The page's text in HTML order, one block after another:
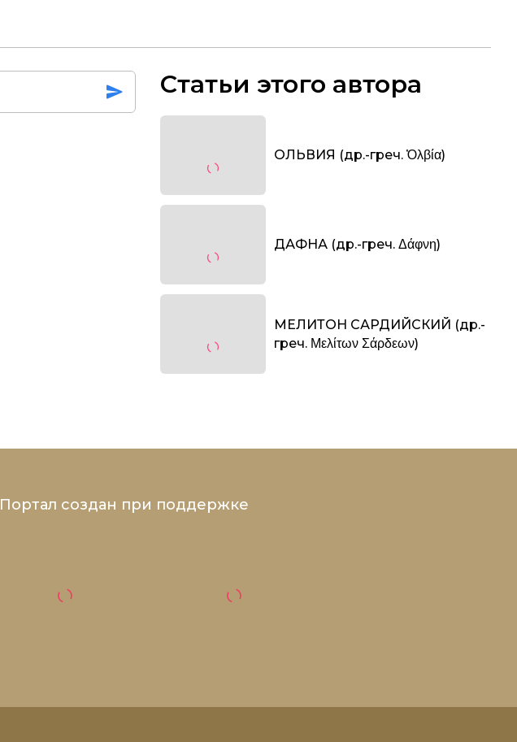
Статьи этого автора
ОЛЬВИЯ (др.-греч. Ὀλβία)
ДАФНА (др.-греч. Δάφνη)
МЕЛИТОН САРДИЙСКИЙ (др.-
греч. Μελίτων Σάρδεων)
Портал создан при поддержке